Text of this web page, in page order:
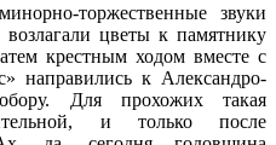
торжественные звуки
цветы к памятнику
крестным ходом вместе с
направились к Александро-
Для прохожих такая
и только после